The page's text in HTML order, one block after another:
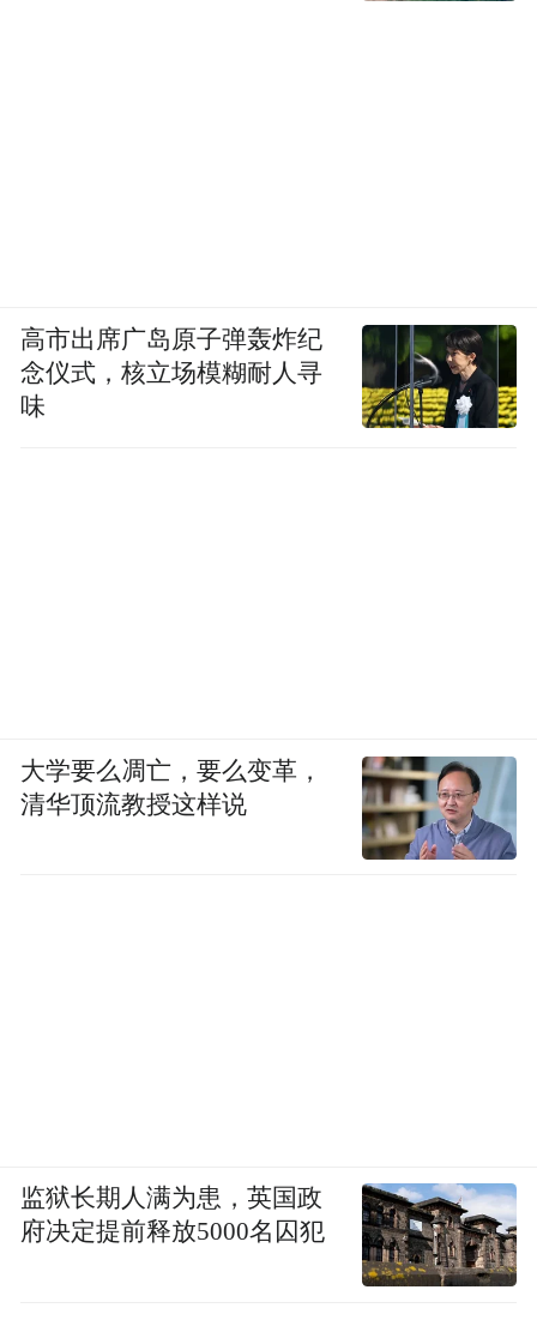
高市出席广岛原子弹轰炸纪
念仪式，核立场模糊耐人寻
味
大学要么凋亡，要么变革，
清华顶流教授这样说
监狱长期人满为患，英国政
府决定提前释放5000名囚犯